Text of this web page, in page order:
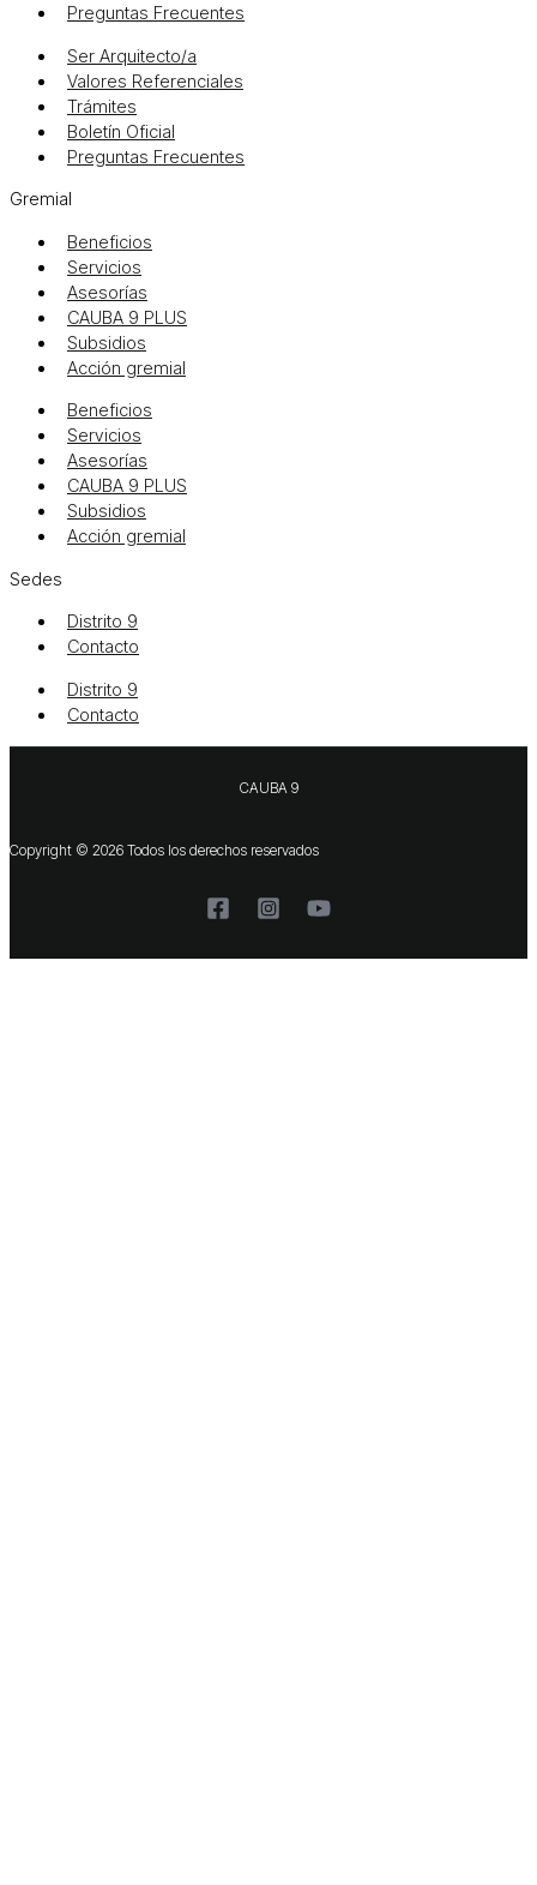
Preguntas Frecuentes
Ser Arquitecto/a
Valores Referenciales
Trámites
Boletín Oficial
Preguntas Frecuentes
Gremial
Beneficios
Servicios
Asesorías
CAUBA 9 PLUS
Subsidios
Acción gremial
Beneficios
Servicios
Asesorías
CAUBA 9 PLUS
Subsidios
Acción gremial
Sedes
Distrito 9
Contacto
Distrito 9
Contacto
CAUBA 9
Copyright © 2026 Todos los derechos reservados